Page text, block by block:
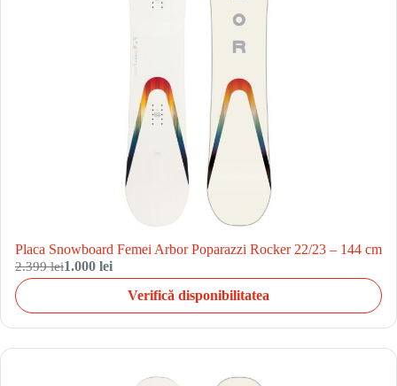
Placa Snowboard Femei Arbor Poparazzi Rocker 22/23 – 144 cm
2.399 lei1.000 lei
Verifică disponibilitatea